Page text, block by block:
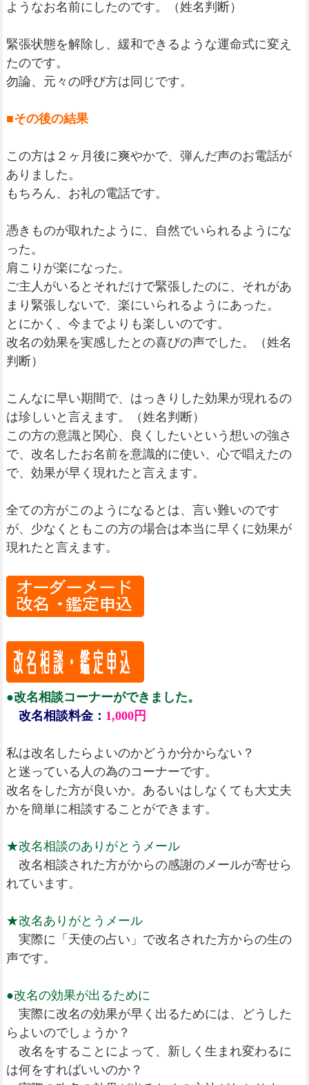
ようなお名前にしたのです。（姓名判断）
緊張状態を解除し、緩和できるような運命式に変え
たのです。
勿論、元々の呼び方は同じです。
■その後の結果
この方は２ヶ月後に爽やかで、弾んだ声のお電話が
ありました。
もちろん、お礼の電話です。
憑きものが取れたように、自然でいられるようにな
った。
肩こりが楽になった。
ご主人がいるとそれだけで緊張したのに、それがあ
まり緊張しないで、楽にいられるようにあった。
とにかく、今までよりも楽しいのです。
改名の効果を実感したとの喜びの声でした。（姓名
判断）
こんなに早い期間で、はっきりした効果が現れるの
は珍しいと言えます。（姓名判断）
この方の意識と関心、良くしたいという想いの強さ
で、改名したお名前を意識的に使い、心で唱えたの
で、効果が早く現れたと言えます。
全ての方がこのようになるとは、言い難いのです
が、少なくともこの方の場合は本当に早くに効果が
現れたと言えます。
●改名相談コーナーができました。
改名相談料金： 1,000円
私は改名したらよいのかどうか分からない？
と迷っている人の為のコーナーです。
改名をした方が良いか。あるいはしなくても大丈夫
かを簡単に相談することができます。
★改名相談のありがとうメール
改名相談された方がからの感謝のメールが寄せら
れています。
★改名ありがとうメール
実際に「天使の占い」で改名された方からの生の
声です。
●改名の効果が出るために
実際に改名の効果が早く出るためには、どうした
らよいのでしょうか？
改名をすることによって、新しく生まれ変わるに
は何をすればいいのか？